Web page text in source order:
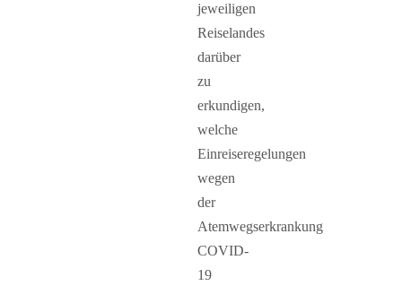
jeweiligen
Reiselandes
darüber
zu
erkundigen,
welche
Einreiseregelungen
wegen
der
Atemwegserkrankung
COVID-
19